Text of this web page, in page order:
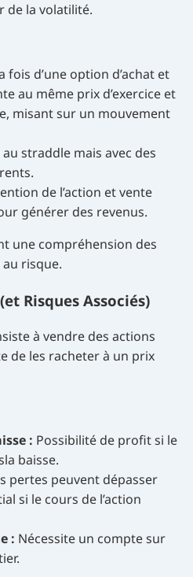
la volatilité.
fois d’une option d’achat et
au même prix d’exercice et
misant sur un mouvement
straddle mais avec des
de l’action et vente
générer des revenus.
une compréhension des
risque.
Risques Associés)
à vendre des actions
de les racheter à un prix
: Possibilité de profit si le
baisse.
pertes peuvent dépasser
si le cours de l’action
: Nécessite un compte sur